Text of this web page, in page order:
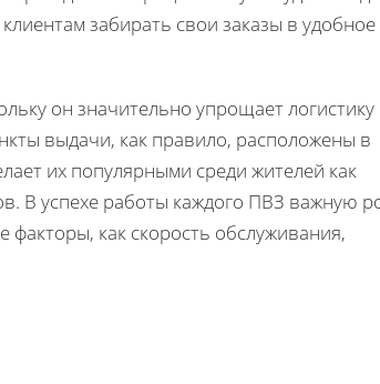
забирать свои заказы в удобное
он значительно упрощает логистику
выдачи, как правило, расположены в
их популярными среди жителей как
В успехе работы каждого ПВЗ важную
как скорость обслуживания,